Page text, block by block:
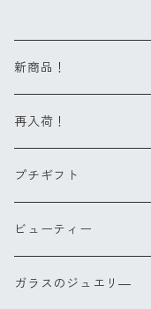
新商品！
再入荷！
プチギフト
ビューティー
ヘアブラシ
ガラスのジュエリ―